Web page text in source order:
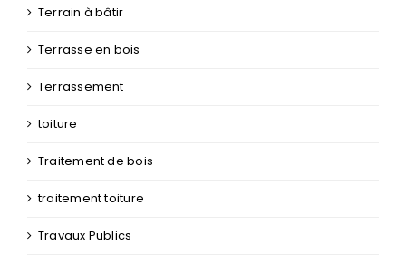
Terrain à bâtir
Terrasse en bois
Terrassement
toiture
Traitement de bois
traitement toiture
Travaux Publics